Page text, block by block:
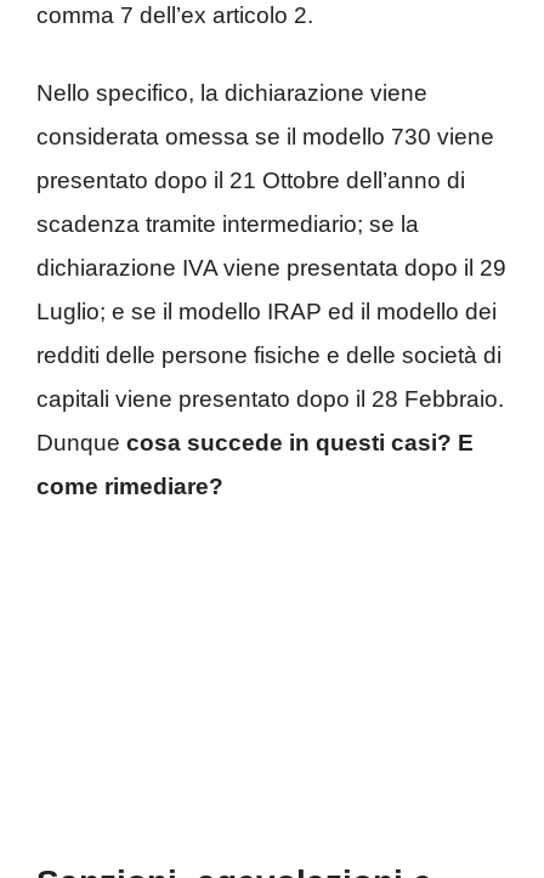
comma 7 dell’ex articolo 2.
Nello specifico, la dichiarazione viene
considerata omessa se il modello 730 viene
presentato dopo il 21 Ottobre dell’anno di
scadenza tramite intermediario; se la
dichiarazione IVA viene presentata dopo il 29
Luglio; e se il modello IRAP ed il modello dei
redditi delle persone fisiche e delle società di
capitali viene presentato dopo il 28 Febbraio.
Dunque cosa succede in questi casi? E
come rimediare?